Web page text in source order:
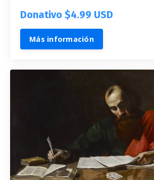
Donativo $4.99 USD
Más información